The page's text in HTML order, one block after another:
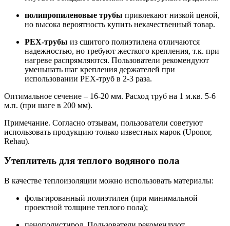
полипропиленовые трубы привлекают низкой ценой,
но высока вероятность купить некачественный товар.
PEX-трубы из сшитого полиэтилена отличаются
надежностью, но требуют жесткого крепления, т.к. при
нагреве распрямляются. Пользователи рекомендуют
уменьшать шаг крепления держателей при
использовании РЕХ-труб в 2-3 раза.
Оптимальное сечение – 16-20 мм. Расход труб на 1 м.кв. 5-6
м.п. (при шаге в 200 мм).
Примечание. Согласно отзывам, пользователи советуют
использовать продукцию только известных марок (Uponor,
Rehau).
Утеплитель для теплого водяного пола
В качестве теплоизоляции можно использовать материалы:
фольгированный полиэтилен (при минимальной
проектной толщине теплого пола);